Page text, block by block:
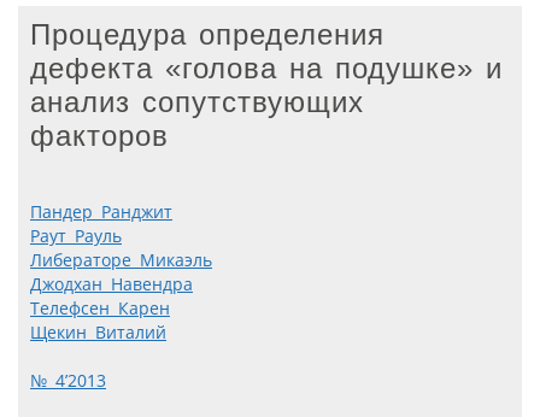
Процедура определения
дефекта «голова на подушке» и
анализ сопутствующих
факторов
Пандер Ранджит
Раут Рауль
Либераторе Микаэль
Джодхан Навендра
Телефсен Карен
Щекин Виталий
№ 4’2013